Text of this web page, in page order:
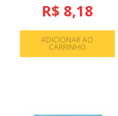
R$ 8,18
ADICIONAR AO
CARRINHO